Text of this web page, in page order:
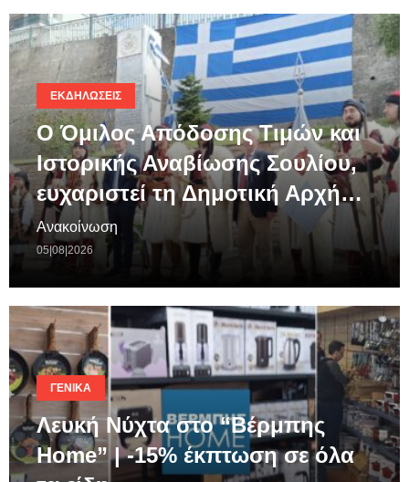
ΕΚΔΗΛΏΣΕΙΣ
Ο Όμιλος Απόδοσης Τιμών και
Ιστορικής Αναβίωσης Σουλίου,
ευχαριστεί τη Δημοτική Αρχή…
Ανακοίνωση
05|08|2026
ΓΕΝΙΚΆ
Λευκή Νύχτα στο “Βέρμπης
Home” | -15% έκπτωση σε όλα